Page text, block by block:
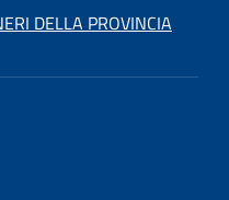
DELLA PROVINCIA